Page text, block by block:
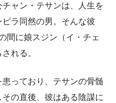
WEEKS公式サイトあらすじ の項より
ャン・テサンは、人生を
ラ同然の男。そんな彼
間に娘スジン（イ・チェ
れる。
っており、テサンの骨髄
の直後、彼はある陰謀に